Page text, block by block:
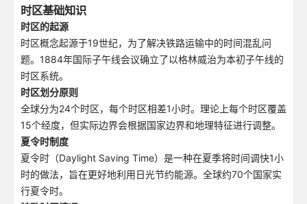
时区基础知识
时区的起源
时区概念起源于19世纪，为了解决铁路运输中的时间混乱问
题。1884年国际子午线会议确立了以格林威治为本初子午线的
时区系统。
时区划分原则
全球分为24个时区，每个时区相差1小时。理论上每个时区覆盖
15个经度，但实际边界会根据国家边界和地理特征进行调整。
夏令时制度
夏令时（Daylight Saving Time）是一种在夏季将时间调快1小
时的做法，旨在更好地利用日光节约能源。全球约70个国家实
行夏令时。